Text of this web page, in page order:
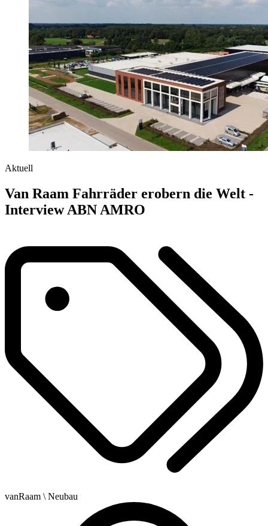
Aktuell
Van Raam Fahrräder erobern die Welt -
Interview ABN AMRO
vanRaam \ Neubau